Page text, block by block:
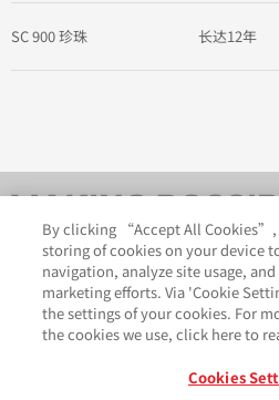
SC 900 珍珠 长达12年
By clicking “Accept All Cookies”,
storing of cookies on your device
navigation, analyze site usage,
marketing efforts. Via 'Cookie
the settings of your cookies. For
the cookies we use, click here to
Cookies